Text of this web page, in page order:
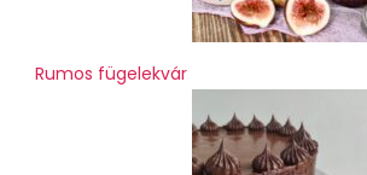
Rumos fügelekvár